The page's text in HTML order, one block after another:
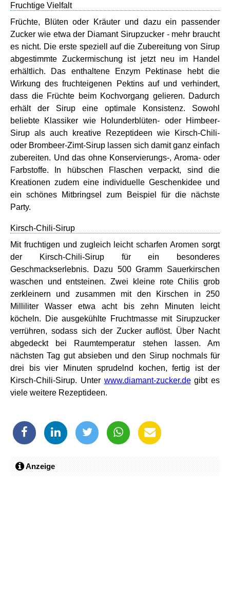
Fruchtige Vielfalt
Früchte, Blüten oder Kräuter und dazu ein passender
Zucker wie etwa der Diamant Sirupzucker - mehr braucht
es nicht. Die erste speziell auf die Zubereitung von Sirup
abgestimmte Zuckermischung ist jetzt neu im Handel
erhältlich. Das enthaltene Enzym Pektinase hebt die
Wirkung des fruchteigenen Pektins auf und verhindert,
dass die Früchte beim Kochvorgang gelieren. Dadurch
erhält der Sirup eine optimale Konsistenz. Sowohl
beliebte Klassiker wie Holunderblüten- oder Himbeer-
Sirup als auch kreative Rezeptideen wie Kirsch-Chili-
oder Brombeer-Zimt-Sirup lassen sich damit ganz einfach
zubereiten. Und das ohne Konservierungs-, Aroma- oder
Farbstoffe. In hübschen Flaschen verpackt, sind die
Kreationen zudem eine individuelle Geschenkidee und
ein schönes Mitbringsel zum Beispiel für die nächste
Party.
Kirsch-Chili-Sirup
Mit fruchtigen und zugleich leicht scharfen Aromen sorgt
der Kirsch-Chili-Sirup für ein besonderes
Geschmackserlebnis. Dazu 500 Gramm Sauerkirschen
waschen und entsteinen. Zwei kleine rote Chilis grob
zerkleinern und zusammen mit den Kirschen in 250
Milliliter Wasser etwa acht bis zehn Minuten leicht
köcheln. Die ausgekühlte Fruchtmasse mit Sirupzucker
verrühren, sodass sich der Zucker auflöst. Über Nacht
abgedeckt bei Raumtemperatur stehen lassen. Am
nächsten Tag gut absieben und den Sirup nochmals für
drei bis vier Minuten sprudelnd kochen, fertig ist der
Kirsch-Chili-Sirup. Unter www.diamant-zucker.degibt es
viele weitere Rezeptideen.
Anzeige